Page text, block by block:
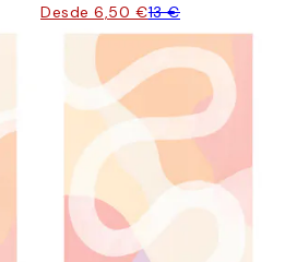
Desde 6,50 €13 €